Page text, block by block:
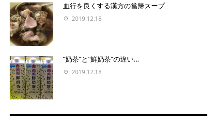
血行を良くする漢方の當帰スープ
2019.12.18
“奶茶”と“鮮奶茶”の違い…
2019.12.18